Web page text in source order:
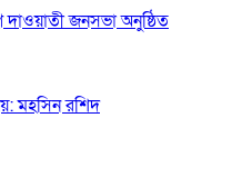
জনসভা অনুষ্ঠিত
মহসিন রশিদ